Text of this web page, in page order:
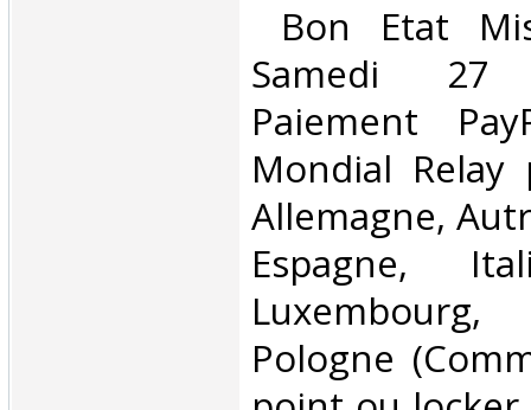
Bon Etat
Samedi 27
Paiement
Mondial
Allemagne,
Espagne,
Pologne